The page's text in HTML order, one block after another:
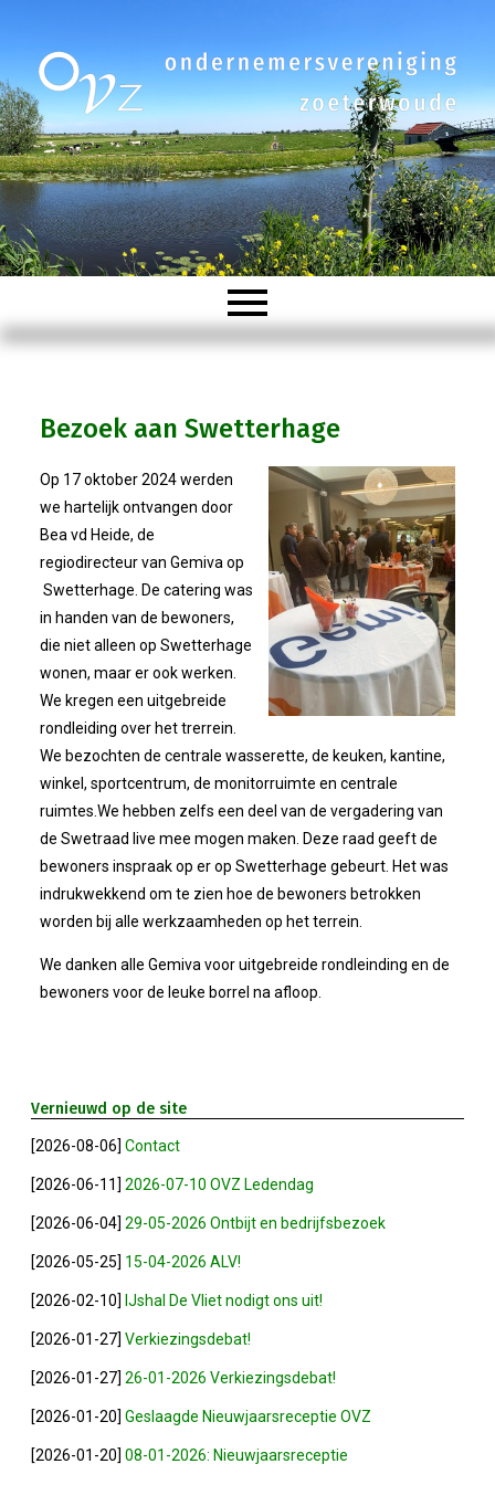
Organisatie
Bestuur
Statuten
Nieuws
IJshal De Vliet Nodigt Ons Uit!
Verkiezingsdebat!
Geslaagde Nieuwjaarsreceptie OVZ
Bezoek Aan Mike Van Bemmelen
2025-01-02 Van De Voorzitter
Bezoek Aan Swetterhage
Ontbijt Bij De Buren In Leiderdorp!
2024-05-15 Bestuursvergadering
Nieuwjaarsreceptie In Sfeer
Prachtige (leden-)dag 2023
Mooi Bezoek Aan Mulder Shipyard
Bezoek aan Swetterhage
Op 17 oktober 2024 werden
we hartelijk ontvangen door
Bea vd Heide, de
regiodirecteur van Gemiva op
Swetterhage. De catering was
in handen van de bewoners,
die niet alleen op Swetterhage
wonen, maar er ook werken.
We kregen een uitgebreide
rondleiding over het trerrein.
We bezochten de centrale wasserette, de keuken, kantine,
winkel, sportcentrum, de monitorruimte en centrale
ruimtes.We hebben zelfs een deel van de vergadering van
de Swetraad live mee mogen maken. Deze raad geeft de
bewoners inspraak op er op Swetterhage gebeurt. Het was
indrukwekkend om te zien hoe de bewoners betrokken
worden bij alle werkzaamheden op het terrein.
We danken alle Gemiva voor uitgebreide rondleinding en de
bewoners voor de leuke borrel na afloop.
Vernieuwd op de site
[2026-08-06] Contact
[2026-06-11] 2026-07-10 OVZ Ledendag
[2026-06-04] 29-05-2026 Ontbijt en bedrijfsbezoek
[2026-05-25] 15-04-2026 ALV!
[2026-02-10] IJshal De Vliet nodigt ons uit!
[2026-01-27] Verkiezingsdebat!
[2026-01-27] 26-01-2026 Verkiezingsdebat!
[2026-01-20] Geslaagde Nieuwjaarsreceptie OVZ
[2026-01-20] 08-01-2026: Nieuwjaarsreceptie